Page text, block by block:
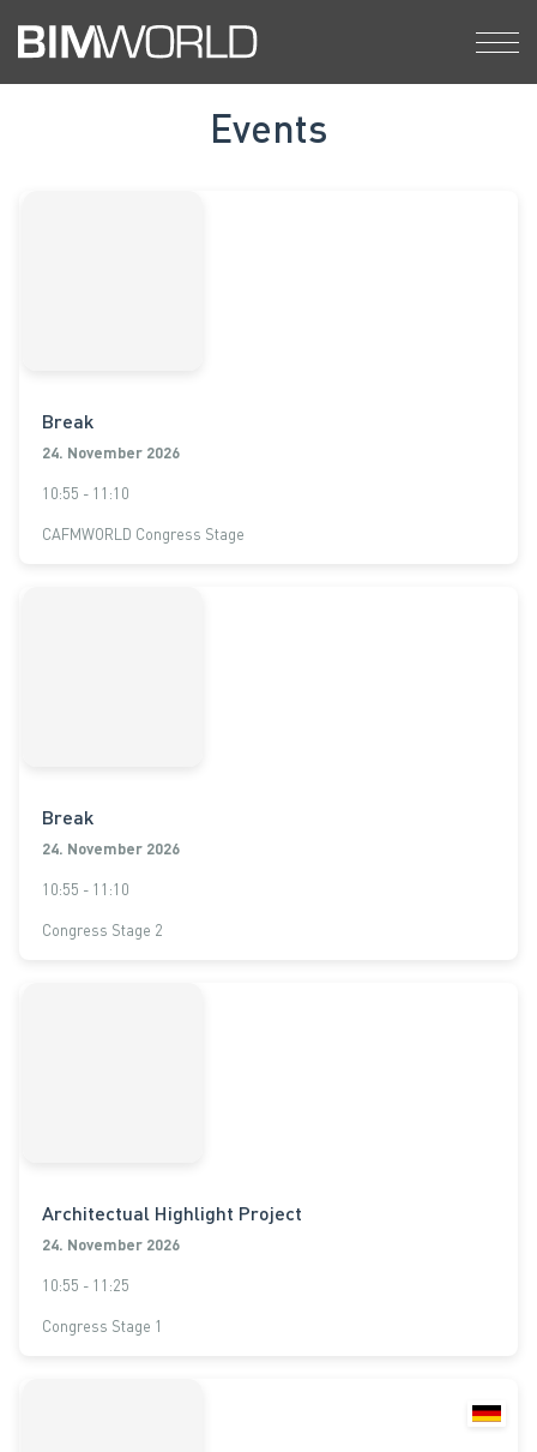
content
Events
Break
24. November 2026
10:55 - 11:10
CAFMWORLD Congress Stage
Break
24. November 2026
10:55 - 11:10
Congress Stage 2
Architectual Highlight Project
24. November 2026
10:55 - 11:25
Congress Stage 1